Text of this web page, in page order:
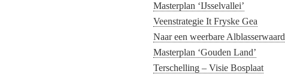
Masterplan ‘IJsselvallei’
Veenstrategie It Fryske Gea
Naar een weerbare Alblasserwaard
Masterplan ‘Gouden Land’
Terschelling – Visie Bosplaat